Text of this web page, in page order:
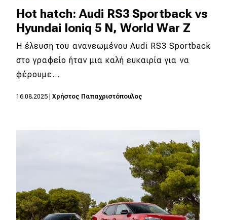
Hot hatch: Audi RS3 Sportback vs
Hyundai Ioniq 5 N, World War Z
Η έλευση του ανανεωμένου Audi RS3 Sportback
στο γραφείο ήταν μια καλή ευκαιρία για να
φέρουμε…
16.08.2025 Χρήστος Παπαχριστόπουλος